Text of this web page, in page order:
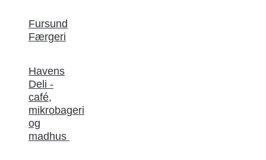
Fursund
Færgeri
Havens
Deli -
café,
mikrobageri
og
madhus